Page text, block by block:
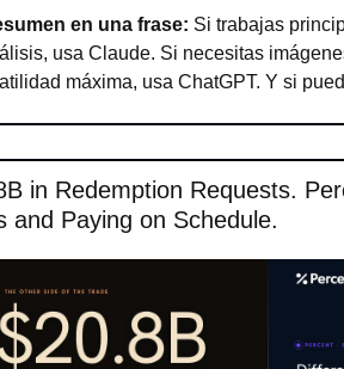
en una frase: Si trabajas
usa Claude. Si necesitas
máxima, usa ChatGPT. Y si
in Redemption Requests.
and Paying on Schedule.